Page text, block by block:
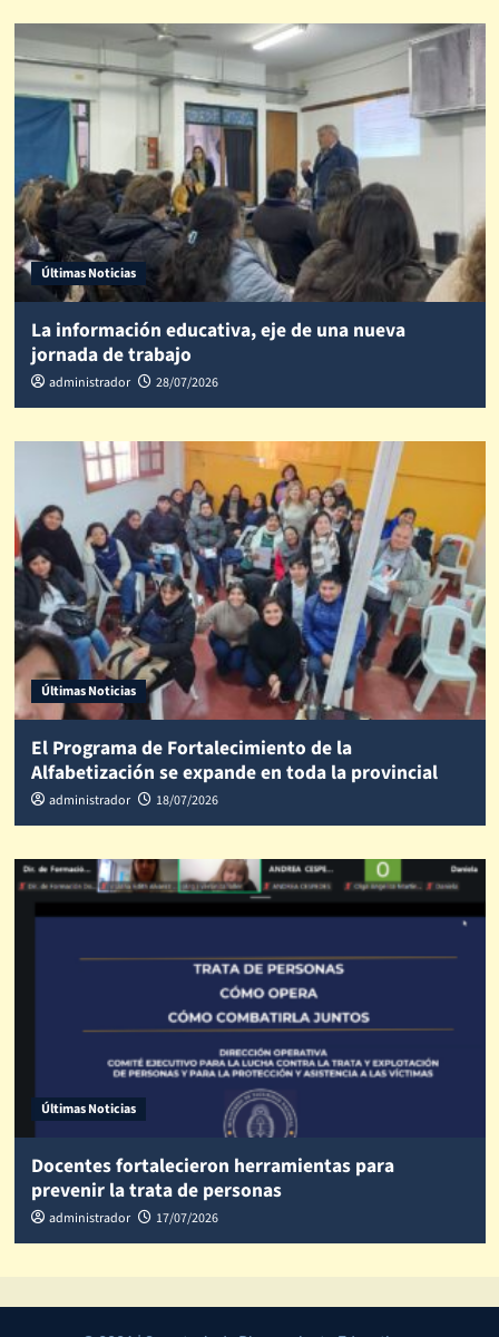
Últimas Noticias
La información educativa, eje de una nueva
jornada de trabajo
administrador 28/07/2026
Últimas Noticias
El Programa de Fortalecimiento de la
Alfabetización se expande en toda la provincial
administrador 18/07/2026
Últimas Noticias
Docentes fortalecieron herramientas para
prevenir la trata de personas
administrador 17/07/2026